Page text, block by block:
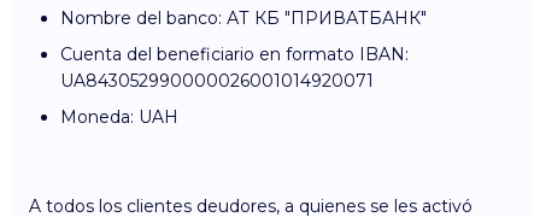
Nombre del banco: АТ КБ "ПРИВАТБАНК"
Cuenta del beneficiario en formato IBAN:
UA843052990000026001014920071
Moneda: UAH
A todos los clientes deudores, a quienes se les activó